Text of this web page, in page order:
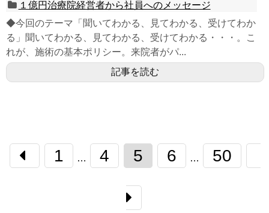
１億円治療院経営者から社員へのメッセージ
◆今回のテーマ「聞いてわかる、見てわかる、受けてわか
る」聞いてわかる、見てわかる、受けてわかる・・・。こ
れが、施術の基本ポリシー。来院者がパ...
記事を読む
1 … 4 5 6 … 50